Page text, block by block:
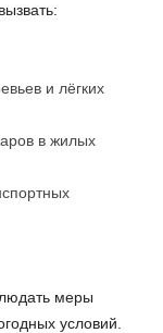
и лёгких
в жилых
меры
условий.